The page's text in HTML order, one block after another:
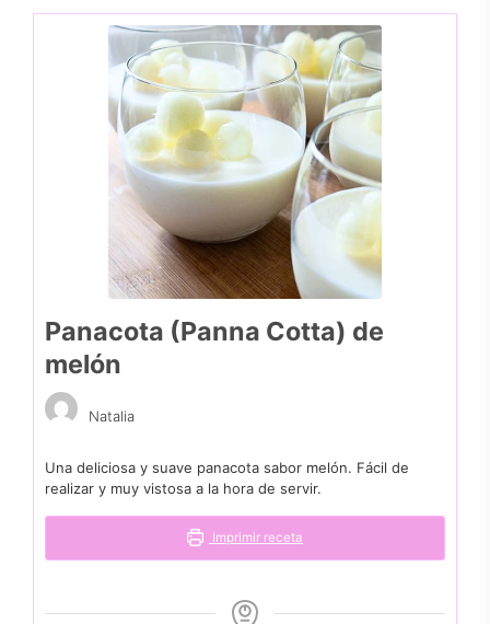
Panacota (Panna Cotta) de
melón
Natalia
Una deliciosa y suave panacota sabor melón. Fácil de
realizar y muy vistosa a la hora de servir.
Imprimir receta